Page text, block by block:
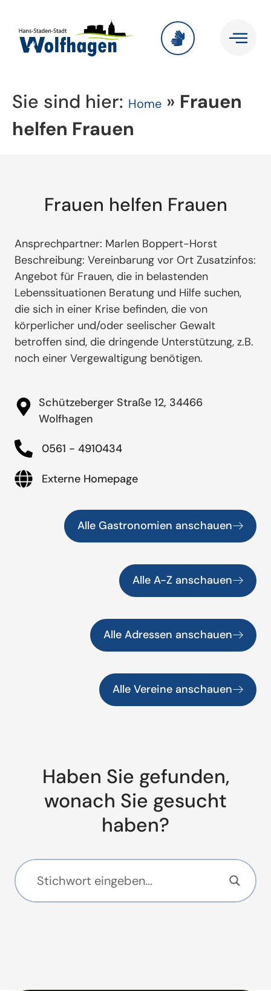
Sie sind hier: Home » Frauen
helfen Frauen
Frauen helfen Frauen
Ansprechpartner: Marlen Boppert-Horst
Beschreibung: Vereinbarung vor Ort Zusatzinfos:
Angebot für Frauen, die in belastenden
Lebenssituationen Beratung und Hilfe suchen,
die sich in einer Krise befinden, die von
körperlicher und/oder seelischer Gewalt
betroffen sind, die dringende Unterstützung, z.B.
noch einer Vergewaltigung benötigen.
Schützeberger Straße 12, 34466
Wolfhagen
0561 - 4910434
Externe Homepage
Alle Gastronomien anschauen
Alle A-Z anschauen
Alle Adressen anschauen
Alle Vereine anschauen
Haben Sie gefunden,
wonach Sie gesucht
haben?